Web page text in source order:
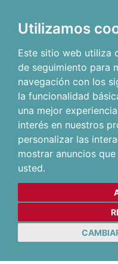
Utilizamos
Este sitio web utiliza
de seguimiento para
navegación con los
la funcionalidad
una mejor
interés en nuestros
personalizar las
mostrar anuncios
usted.